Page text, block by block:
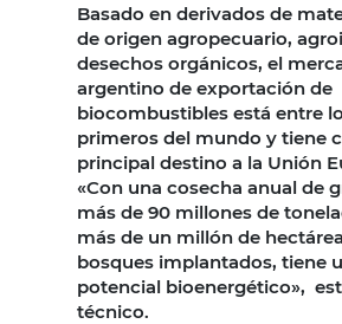
Basado en derivados de
de origen agropecuario,
desechos orgánicos, el
argentino de exportación de
biocombustibles está entre
primeros del mundo y tiene
principal destino a la Unión
«Con una cosecha anual de
más de 90 millones de
más de un millón de
bosques implantados, tiene
potencial bioenergético»,
técnico.